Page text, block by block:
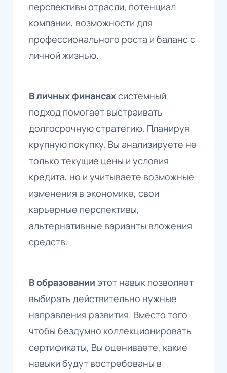
перспективы отрасли, потенциал
компании, возможности для
профессионального роста и баланс с
личной жизнью.
В личных финансахсистемный
подход помогает выстраивать
долгосрочную стратегию. Планируя
крупную покупку, Вы анализируете не
только текущие цены и условия
кредита, но и учитываете возможные
изменения в экономике, свои
карьерные перспективы,
альтернативные варианты вложения
средств.
В образовании этот навык позволяет
выбирать действительно нужные
направления развития. Вместо того
чтобы бездумно коллекционировать
сертификаты, Вы оцениваете, какие
навыки будут востребованы в